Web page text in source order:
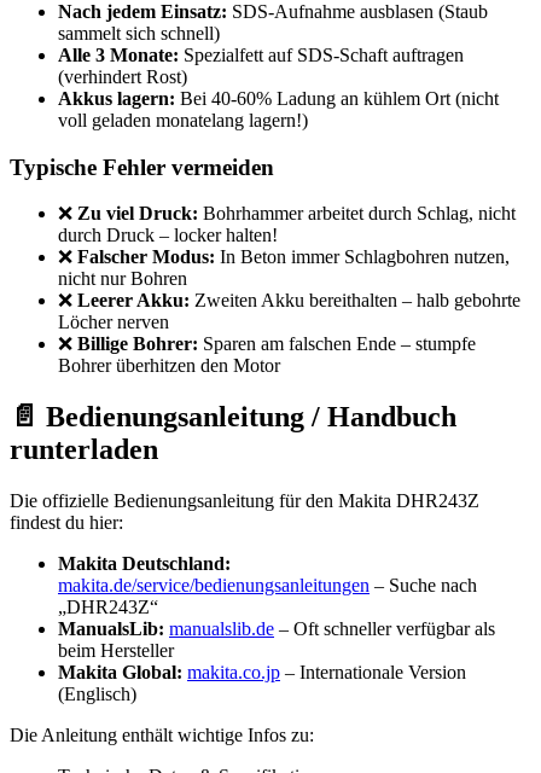
Nach jedem Einsatz: SDS-Aufnahme ausblasen (Staub
sammelt sich schnell)
Alle 3 Monate: Spezialfett auf SDS-Schaft auftragen
(verhindert Rost)
Akkus lagern: Bei 40-60% Ladung an kühlem Ort (nicht
voll geladen monatelang lagern!)
Typische Fehler vermeiden
❌ Zu viel Druck: Bohrhammer arbeitet durch Schlag, nicht
durch Druck – locker halten!
❌ Falscher Modus: In Beton immer Schlagbohren nutzen,
nicht nur Bohren
❌ Leerer Akku: Zweiten Akku bereithalten – halb gebohrte
Löcher nerven
❌ Billige Bohrer: Sparen am falschen Ende – stumpfe
Bohrer überhitzen den Motor
📄 Bedienungsanleitung / Handbuch
runterladen
Die offizielle Bedienungsanleitung für den Makita DHR243Z
findest du hier:
Makita Deutschland:
makita.de/service/bedienungsanleitungen – Suche nach
„DHR243Z“
ManualsLib: manualslib.de – Oft schneller verfügbar als
beim Hersteller
Makita Global: makita.co.jp – Internationale Version
(Englisch)
Die Anleitung enthält wichtige Infos zu: